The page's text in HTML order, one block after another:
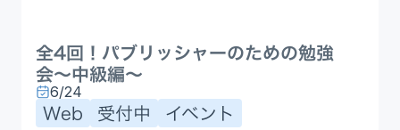
全4回！パブリッシャーのための勉強
会〜中級編〜
6/24
Web 受付中 イベント